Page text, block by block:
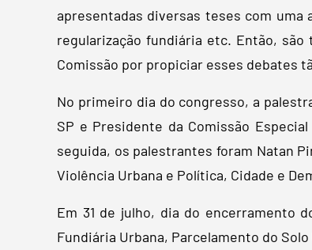
apresentadas diversas teses com uma
regularização fundiária etc. Então,
Comissão por propiciar esses debates
No primeiro dia do congresso, a
SP e Presidente da Comissão
seguida, os palestrantes foram Natan
Violência Urbana e Política, Cidade e
Em 31 de julho, dia do encerramento
Fundiária Urbana, Parcelamento do